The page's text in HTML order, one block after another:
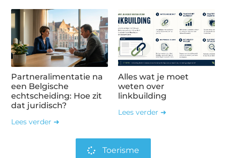
Partneralimentatie na
een Belgische
echtscheiding: Hoe zit
dat juridisch?
Lees verder ➜
Alles wat je moet
weten over
linkbuilding
Lees verder ➜
Toerisme